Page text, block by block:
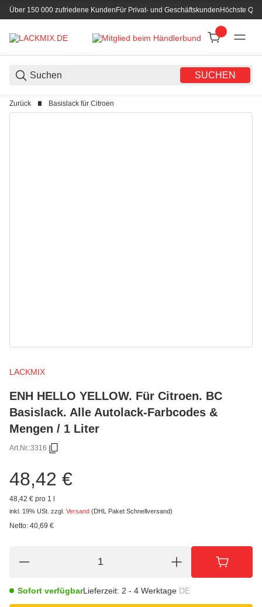
Über 150 000 zufriedene KundenFür Privat- und GeschäftskundenHöchste
SUCHEN
Zurück Basislack für Citroen
LACKMIX
ENH HELLO YELLOW. Für Citroen. BC
Basislack. Alle Autolack-Farbcodes &
Mengen / 1 Liter
Art.Nr.:3316
48,42 €
48,42 € pro 1 l
inkl. 19% USt. zzgl. Versand (DHL Paket Schnellversand)
Netto: 40,69 €
Sofort verfügbarLieferzeit: 2 - 4 Werktage DE